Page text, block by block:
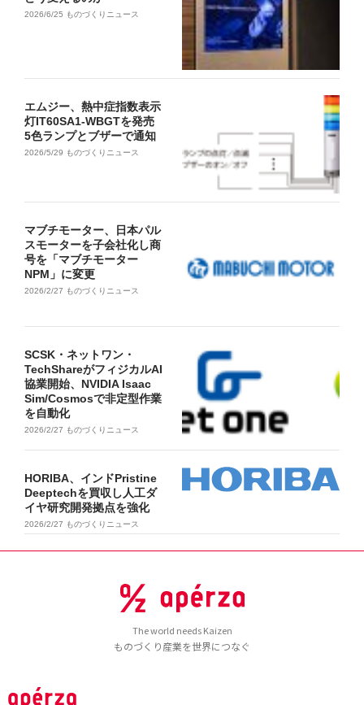
2026/6/25 ものづくりニュース
エムジー、熱中症指数表示
灯IT60SA1-WBGTを発売
5色ランプとブザーで通知
2026/5/29 ものづくりニュース
マブチモーター、日本パル
スモーターを子会社化し商
号を「マブチモーター
NPM」に変更
2026/2/27 ものづくりニュース
SCSK・ネットワン・
TechShareがフィジカルAI
協業開始、NVIDIA Isaac
Sim/Cosmosで非定型作業
を自動化
2026/2/27 ものづくりニュース
HORIBA、インドPristine
Deeptechを買収し人工ダ
イヤ研究開発拠点を強化
2026/2/27 ものづくりニュース
The world needs Kaizen
ものづくり産業を世界につなぐ